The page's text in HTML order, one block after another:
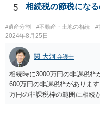
することはありませんので
ありません。 なお、私が扱
伸長して調査したところ、サ
つかったため相続したという
5 相続税の節税になる
#遺産分割 #不動産・土地の相続 #
2024年8月25日
関 大河 弁護士
相続時に3000万円の非課税枠
600万円の非課税枠がありま
万円の非課税枠の範囲に相続
範囲となります。 一般的に